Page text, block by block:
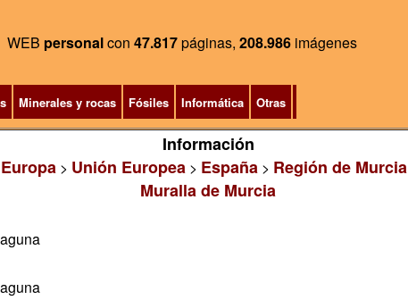
WEB personalcon 47.817páginas, 208.986 imágenes
Minerales y rocas Fósiles Informática Otras
Información
Europa > Unión Europea > España > Región de Murcia
Muralla de Murcia